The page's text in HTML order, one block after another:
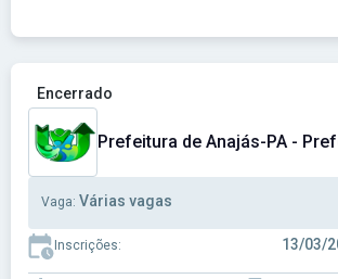
Ver concurso: Prefeitura de Anajás-PA
Encerrado
Prefeitura de Anajás-PA -
Vaga: Várias vagas
Inscrições: 13/03/